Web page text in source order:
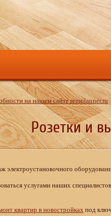
на нашем сайте remplanner.ru
Розетки и
электроустановочного
услугами наших
квартир в новостройках под